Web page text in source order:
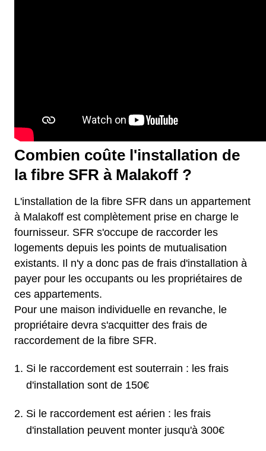
Combien coûte l'installation de
la fibre SFR à Malakoff ?
L'installation de la fibre SFR dans un appartement
à Malakoff est complètement prise en charge le
fournisseur. SFR s'occupe de raccorder les
logements depuis les points de mutualisation
existants. Il n'y a donc pas de frais d'installation à
payer pour les occupants ou les propriétaires de
ces appartements.
Pour une maison individuelle en revanche, le
propriétaire devra s'acquitter des frais de
raccordement de la fibre SFR.
Si le raccordement est souterrain : les frais
d'installation sont de 150€
Si le raccordement est aérien : les frais
d'installation peuvent monter jusqu'à 300€